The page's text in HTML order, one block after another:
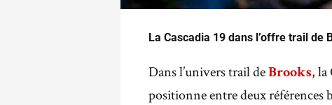
La Cascadia 19 dans l’offre trail de
Dans l’univers trail de Brooks, la
positionne entre deux références